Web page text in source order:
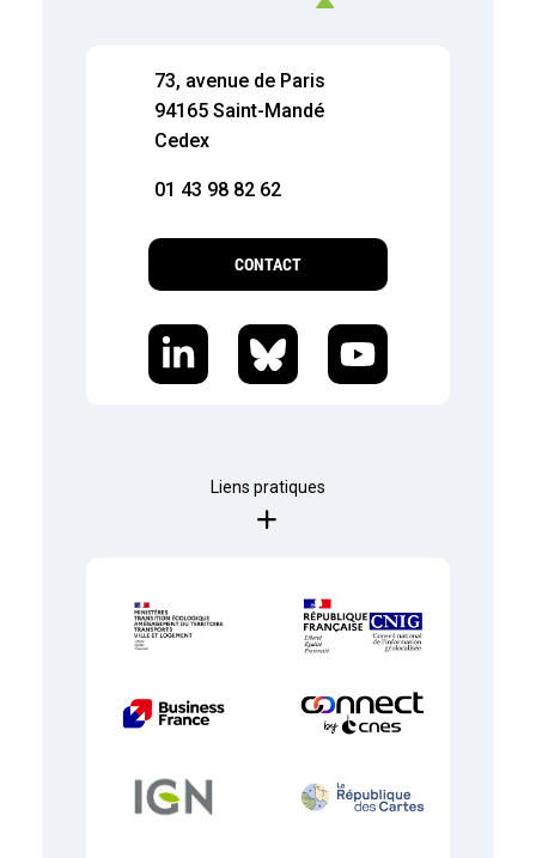
73, avenue de Paris
94165 Saint-Mandé
Cedex
01 43 98 82 62
CONTACT
Liens pratiques